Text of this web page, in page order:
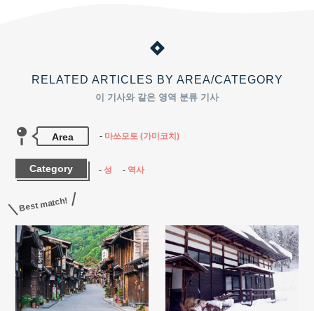
RELATED ARTICLES BY AREA/CATEGORY
이 기사와 같은 영역 분류 기사
Area 마쓰모토 (가미코치)
Category 성 역사
Best match!